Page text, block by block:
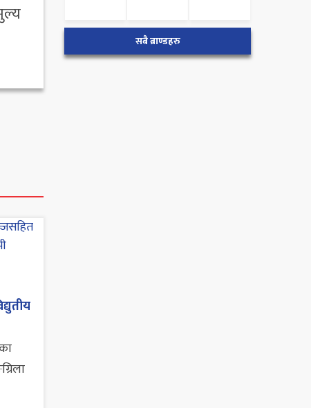
सबै ब्राण्डहरु